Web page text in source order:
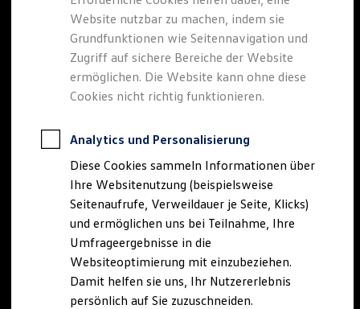
Leasing ohne Anzahlung
Finanzierung
Autokredit mit Schlussrate
Versicherungen und Garantien
Kfz-Versicherung
Restschuldversicherungen
Garantien
Professional Class bei Volkswagen
Behörden
Direktkunden
Sonderfahrzeuge
Anpfiff zum Gewinn
Elektromobilität
Elektroautos
ID. Tutorials
Elektrofahrzeugkonzepte
ID. EVERY1
Reichweite
Website nutzbar zu machen, indem sie
Grundfunktionen wie Seitennavigation und
Zugriff auf sichere Bereiche der Website
ermöglichen. Die Website kann ohne diese
Cookies nicht richtig funktionieren.
Analytics und Personalisierung
Diese Cookies sammeln Informationen über
Ihre Websitenutzung (beispielsweise
Seitenaufrufe, Verweildauer je Seite, Klicks)
und ermöglichen uns bei Teilnahme, Ihre
Umfrageergebnisse in die
Websiteoptimierung mit einzubeziehen.
Damit helfen sie uns, Ihr Nutzererlebnis
persönlich auf Sie zuzuschneiden.